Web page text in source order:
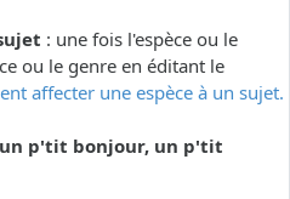
: une fois l'espèce ou le
ou le genre en éditant le
affecter une espèce à un sujet.
un p'tit bonjour, un p'tit